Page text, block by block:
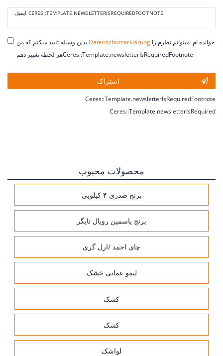
ایمیل CERES::TEMPLATE.NEWSLETTERISREQUIREDFOOTNOTE
Ceres::Template.newsletterHoneypotLabel
بدین وسیله تایید میکنم که من Daten­schutz­erklärungخوانده ام. میتوانم نظرم را
هر لحظه تغییر دهمCeres::Template.newsletterIsRequiredFootnote
اشتراک
Ceres::Template.newsletterIsRequiredFootnote
Ceres::Template.newsletterIsRequired
محصولات محبوب
برنج صدری ۴ کیلویی
برنج یاسمین رویال تایگر
چای احمد /ارل گری
لیمو عمانی خشک
کشک
کشک
لواشک